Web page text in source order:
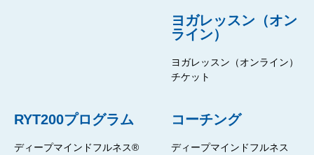
ヨガレッスン（オン
ライン）
ヨガレッスン（オンライン）
チケット
RYT200プログラム
ディープマインドフルネス®
コーチング
ディープマインドフルネス